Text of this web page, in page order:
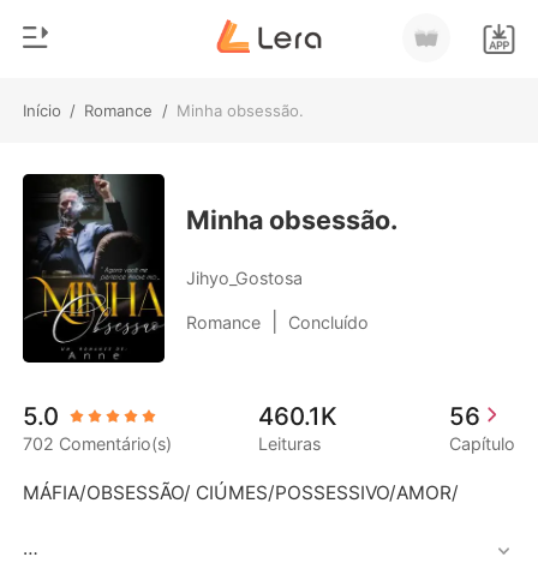
Início / Romance / Minha obsessão.
Loja
Histórico
Sair
Baixar App
Gênero
Moderno
Lobisomem
Contos
Bilionários
Ranking
Minha obsessão.
Jihyo_Gostosa
Romance Concluído
5.0
702 Comentário(s)
460.1K
Leituras
56
Capítulo
MÁFIA/OBSESSÃO/ CIÚMES/POSSESSIVO/AMOR/